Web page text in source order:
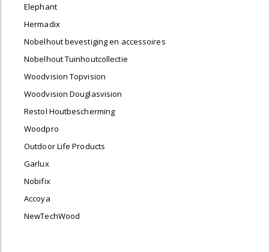
Elephant
Hermadix
Nobelhout bevestiging en accessoires
Nobelhout Tuinhoutcollectie
Woodvision Topvision
Woodvision Douglasvision
Restol Houtbescherming
Woodpro
Outdoor Life Products
Garlux
Nobifix
Accoya
NewTechWood